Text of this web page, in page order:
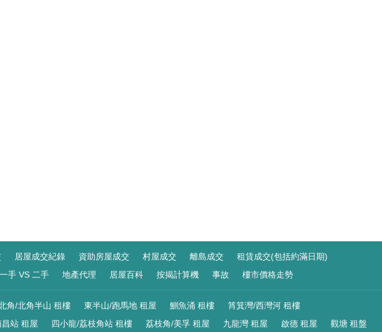
居屋成交紀錄 資助房屋成交 村屋成交 離島成交
租賃成交(包括約滿日期)
一手 VS 二手 地產代理 居屋百科 按揭計算機 事故 樓市價格走勢
角/北角半山 租樓 東半山/跑馬地 租屋 鰂魚涌 租樓
筲箕灣/西灣河 租樓
站 租屋 四小龍/荔枝角站 租樓 荔枝角/美孚 租屋 九龍灣 租屋 啟德 租屋 觀塘 租盤